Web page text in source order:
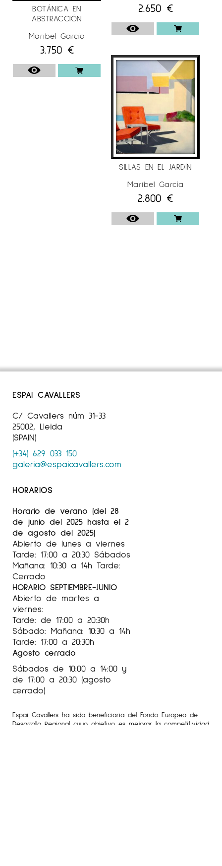
BOTÁNICA EN
ABSTRACCIÓN
Maribel García
3.750 €
2.650 €
SILLAS EN EL JARDÍN
Maribel García
2.800 €
ESPAI CAVALLERS
C/ Cavallers núm 31-33
25002, Lleida
(SPAIN)
(+34) 629 033 150
galeria@espaicavallers.com
HORARIOS
Horario de verano (del 28
de junio del 2025 hasta el 2
de agosto del 2025)
Abierto de lunes a viernes
Tarde: 17:00 a 20:30 Sábados
Mañana: 10:30 a 14h Tarde:
Cerrado
HORARIO SEPTIEMBRE-JUNIO
Abierto de martes a
viernes:
Tarde: de 17:00 a 20:30h
Sábado: Mañana: 10:30 a 14h
Tarde: 17:00 a 20:30h
Agosto cerrado
Sábados de 10:00 a 14:00 y
de 17:00 a 20:30 (agosto
cerrado)
Espai Cavallers ha sido beneficiaria del Fondo Europeo de
Desarrollo Regional cuyo objetivo es mejorar la competitividad